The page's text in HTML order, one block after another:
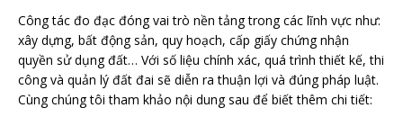
Công tác đo đạc đóng vai trò nền tảng trong các lĩnh vực như:
xây dựng, bất động sản, quy hoạch, cấp giấy chứng nhận
quyền sử dụng đất… Với số liệu chính xác, quá trình thiết kế, thi
công và quản lý đất đai sẽ diễn ra thuận lợi và đúng pháp luật.
Cùng chúng tôi tham khảo nội dung sau để biết thêm chi tiết: